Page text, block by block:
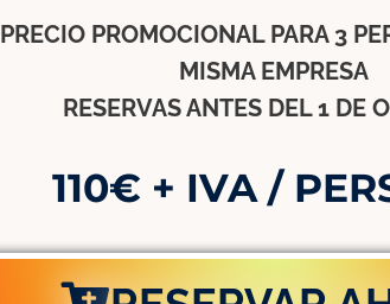
PRECIO PROMOCIONAL PARA 3
MISMA EMPRESA
RESERVAS ANTES DEL 1 DE
110€ + IVA /